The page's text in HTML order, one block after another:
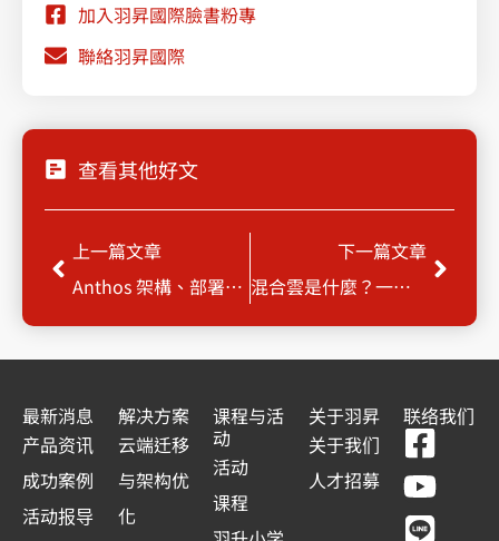
加入羽昇國際臉書粉專
聯絡羽昇國際
查看其他好文
Prev
上一篇文章
Anthos 架構、部署系列 – Anthos on VMware
下一篇文章
混合雲是什麼？一篇搞懂混合雲、公有雲及私有雲差別
Next
最新消息
产品资讯
成功案例
活动报导
解决方案
云端迁移
与架构优
化
课程与活
动
活动
课程
关于羽昇
关于我们
人才招募
联络我们
F
a
c
Y
o
u
L
i
n
L
i
n